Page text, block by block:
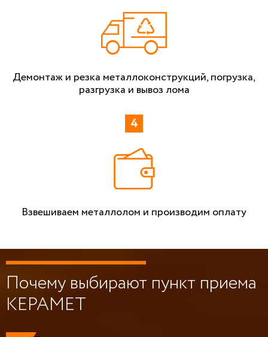
Демонтаж и резка металлоконструкций, погрузка,
разгрузка и вывоз лома
Взвешиваем металлолом и производим оплату
Почему выбирают пункт приема
КЕРАМЕТ